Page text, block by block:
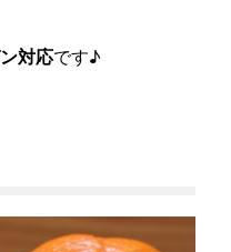
対応です♪